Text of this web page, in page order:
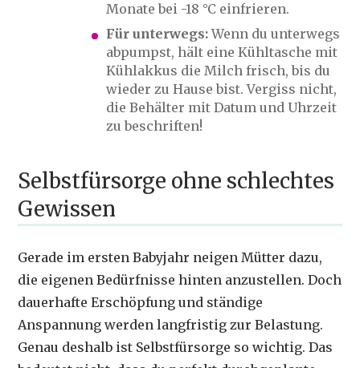
Monate bei -18 °C einfrieren.
Für unterwegs:Wenn du unterwegs
abpumpst, hält eine Kühltasche mit
Kühlakkus die Milch frisch, bis du
wieder zu Hause bist. Vergiss nicht,
die Behälter mit Datum und Uhrzeit
zu beschriften!
Selbstfürsorge ohne schlechtes
Gewissen
Gerade im ersten Babyjahr neigen Mütter dazu,
die eigenen Bedürfnisse hinten anzustellen. Doch
dauerhafte Erschöpfung und ständige
Anspannung werden langfristig zur Belastung.
Genau deshalb ist Selbstfürsorge so wichtig. Das